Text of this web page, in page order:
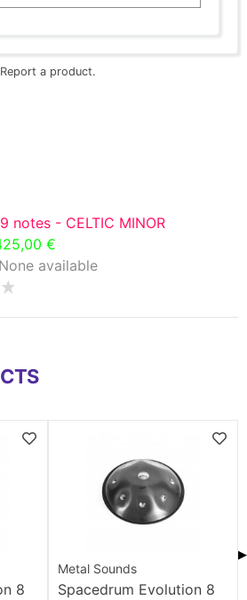
Report a product.
notes - CELTIC MINOR
€
None available
8
Metal Sounds
Spacedrum Evolution 8
▶